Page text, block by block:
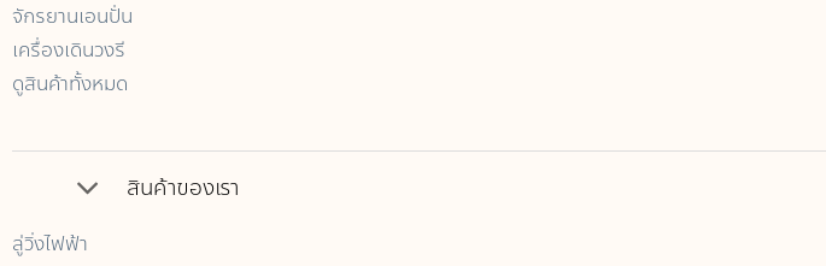
จักรยานเอนปั่น
เครื่องเดินวงรี
ดูสินค้าทั้งหมด
สินค้าของเรา
ลู่วิ่งไฟฟ้า